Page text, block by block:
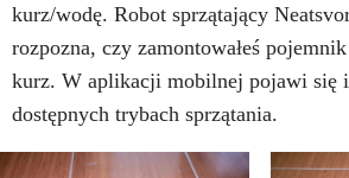
kurz/wodę. Robot sprzątający
rozpozna, czy zamontowałeś
kurz. W aplikacji mobilnej pojawi się
dostępnych trybach sprzątania.